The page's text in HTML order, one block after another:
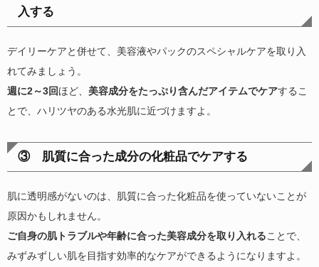
入する
デイリーケアと併せて、美容液やパックのスペシャルケアを取り入
れてみましょう。
週に2～3回ほど、 美容成分をたっぷり含んだアイテムでケアするこ
とで、ハリツヤのある水光肌に近づけますよ。
③ 肌質に合った成分の化粧品でケアする
肌に透明感がないのは、肌質に合った化粧品を使っていないことが
原因かもしれません。
ご自身の肌トラブルや年齢に合った美容成分を取り入れることで、
みずみずしい肌を目指す効率的なケアができるようになりますよ。